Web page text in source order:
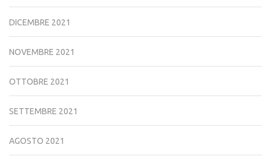
DICEMBRE 2021
NOVEMBRE 2021
OTTOBRE 2021
SETTEMBRE 2021
AGOSTO 2021